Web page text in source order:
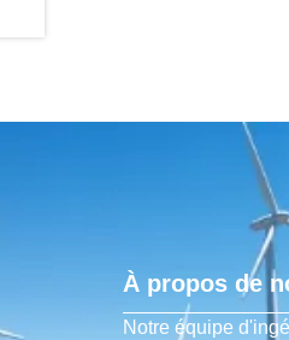
À propos de
Notre équipe